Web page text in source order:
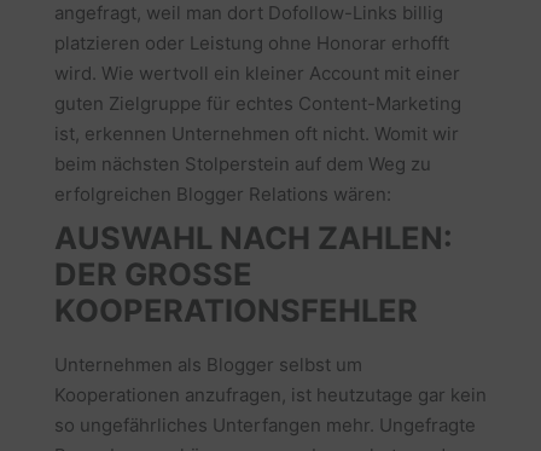
angefragt, weil man dort Dofollow-Links billig
platzieren oder Leistung ohne Honorar erhofft
wird. Wie wertvoll ein kleiner Account mit einer
guten Zielgruppe für echtes Content-Marketing
ist, erkennen Unternehmen oft nicht. Womit wir
beim nächsten Stolperstein auf dem Weg zu
erfolgreichen Blogger Relations wären:
AUSWAHL NACH ZAHLEN:
DER GROSSE
KOOPERATIONSFEHLER
Unternehmen als Blogger selbst um
Kooperationen anzufragen, ist heutzutage gar kein
so ungefährliches Unterfangen mehr. Ungefragte